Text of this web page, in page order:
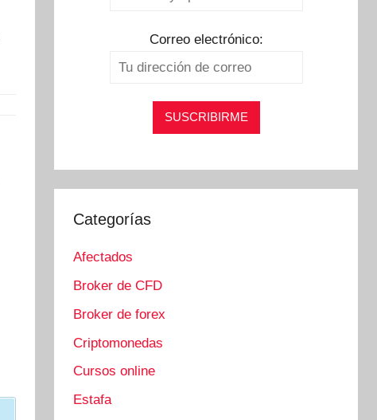
Correo electrónico:
Categorías
Afectados
Broker de CFD
Broker de forex
Criptomonedas
Cursos online
Estafa